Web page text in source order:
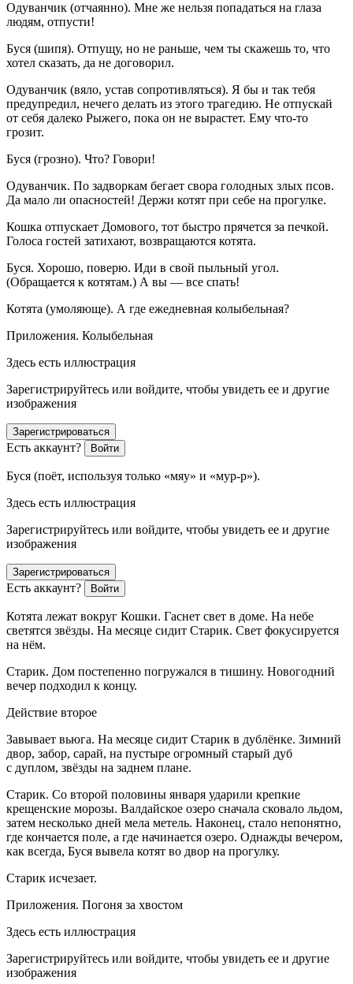
Одуванчик (отчаянно). Мне же нельзя попадаться на глаза
людям, отпусти!
Буся (шипя). Отпущу, но не раньше, чем ты скажешь то, что
хотел сказать, да не договорил.
Одуванчик (вяло, устав сопротивляться). Я бы и так тебя
предупредил, нечего делать из этого трагедию. Не отпускай
от себя далеко Рыжего, пока он не вырастет. Ему что-то
грозит.
Буся (грозно). Что? Говори!
Одуванчик. По задворкам бегает свора голодных злых псов.
Да мало ли опасностей! Держи котят при себе на прогулке.
Кошка отпускает Домового, тот быстро прячется за печкой.
Голоса гостей затихают, возвращаются котята.
Буся. Хорошо, поверю. Иди в свой пыльный угол.
(Обращается к котятам.) А вы — все спать!
Котята (умоляюще). А где ежедневная колыбельная?
Приложения. Колыбельная
Здесь есть иллюстрация
Зарегистрируйтесь или войдите, чтобы увидеть ее и другие
изображения
Зарегистрироваться
Есть аккаунт? Войти
Буся (поёт, используя только «мяу» и «мур-р»).
Здесь есть иллюстрация
Зарегистрируйтесь или войдите, чтобы увидеть ее и другие
изображения
Зарегистрироваться
Есть аккаунт? Войти
Котята лежат вокруг Кошки. Гаснет свет в доме. На небе
светятся звёзды. На месяце сидит Старик. Свет фокусируется
на нём.
Старик. Дом постепенно погружался в тишину. Новогодний
вечер подходил к концу.
Действие второе
Завывает вьюга. На месяце сидит Старик в дублёнке. Зимний
двор, забор, сарай, на пустыре огромный старый дуб
с дуплом, звёзды на заднем плане.
Старик. Со второй половины января ударили крепкие
крещенские морозы. Валдайское озеро сначала сковало льдом,
затем несколько дней мела метель. Наконец, стало непонятно,
где кончается поле, а где начинается озеро. Однажды вечером,
как всегда, Буся вывела котят во двор на прогулку.
Старик исчезает.
Приложения. Погоня за хвостом
Здесь есть иллюстрация
Зарегистрируйтесь или войдите, чтобы увидеть ее и другие
изображения